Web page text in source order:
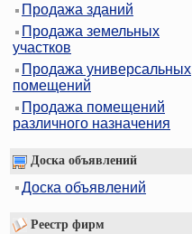
Продажа зданий
Продажа земельных
участков
Продажа универсальных
помещений
Продажа помещений
различного назначения
Доска объявлений
Доска объявлений
Реестр фирм